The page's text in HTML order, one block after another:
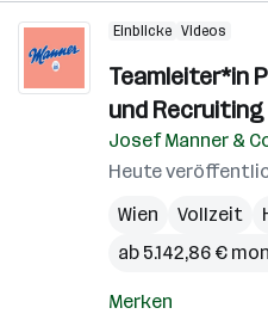
Einblicke Videos
Teamleiter*in
und Recruiting
Josef Manner &
Heute
Wien
Vollzeit
ab 5.142,86 €
Merken